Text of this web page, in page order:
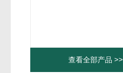
查看全部产品 >>